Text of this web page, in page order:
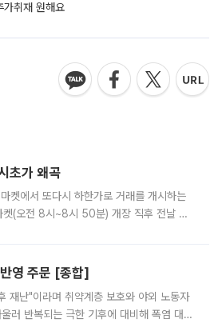
가취재 원해요
초가 왜곡
켓에서 또다시 하한가로 거래를 개시하는
켓(오전 8시~8시 50분) 개장 직후 전날 정
영 주문 [종합]
재난"이라며 취약계층 보호와 야외 노동자
러 반복되는 극한 기후에 대비해 폭염 대응